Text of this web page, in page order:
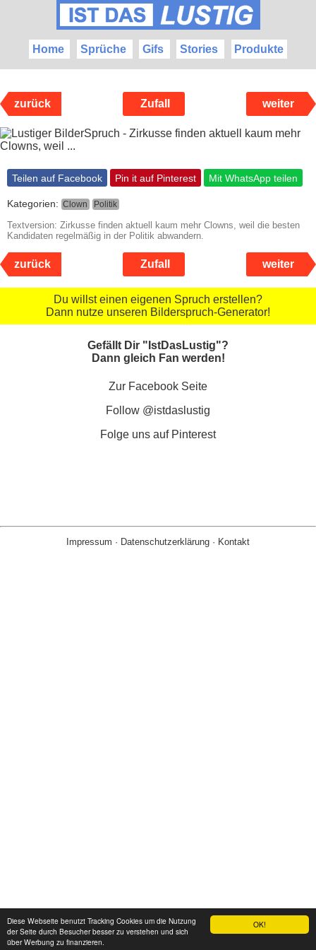
OK!
Diese Webseite benutzt Tracking Cookies um die Nutzung
der Seite durch Besucher besser zu verstehen und sich
über Werbung zu finanzieren.
Home Sprüche Gifs Stories Produkte
zurück Zufall weiter
Teilen auf Facebook Pin it auf Pinterest Mit WhatsApp teilen
Kategorien: Clown Politik
Textversion: Zirkusse finden aktuell kaum mehr Clowns, weil die besten
Kandidaten regelmäßig in der Politik abwandern.
zurück Zufall weiter
Du willst einen eigenen Spruch erstellen?
Dann nutze unseren Bilderspruch-Generator!
Gefällt Dir "IstDasLustig"?
Dann gleich Fan werden!
Zur Facebook Seite
Follow @istdaslustig
Folge uns auf Pinterest
Impressum · Datenschutzerklärung · Kontakt